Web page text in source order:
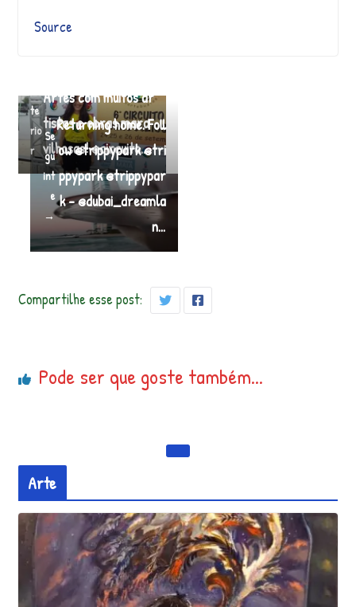
Source
te
rio
r
Artes com muitos ar
tistas e obras mara
vilhosas! @circuito…
Se
gu
int
e
→
Returning home. Foll
ow @trippypark @tri
ppypark @trippypar
k – @dubai_dreamla
n…
Compartilhe esse post:
Pode ser que goste também...
Arte